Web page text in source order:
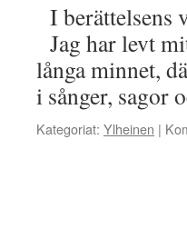
I berättelsens
Jag har levt
långa minnet,
i sånger, sagor
Kategoriat: Ylheinen |